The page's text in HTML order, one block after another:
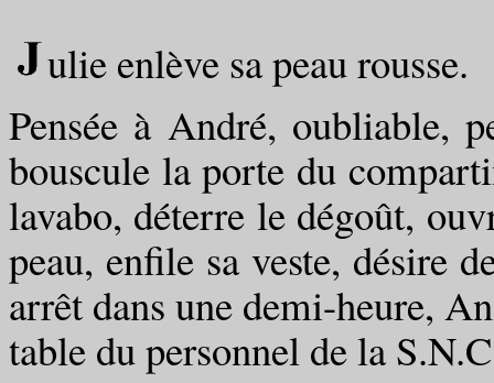
ulie enlève sa peau rousse.
Pensée à André, oubliable,
bouscule la porte du
lavabo, déterre le dégoût,
peau, enfile sa veste, désire
arrêt dans une demi-heure,
table du personnel de la